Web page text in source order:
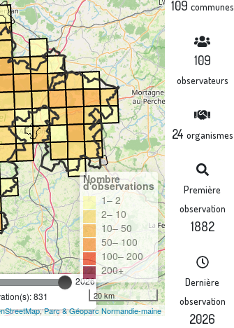
2026
831
Nombre
d'observations
1– 2
2– 10
10– 50
50– 100
100– 200
200+
20 km
,Parc & Géoparc Normandie-maine
109 communes
109
observateurs
24 organismes
Première
observation
1882
Dernière
observation
2026